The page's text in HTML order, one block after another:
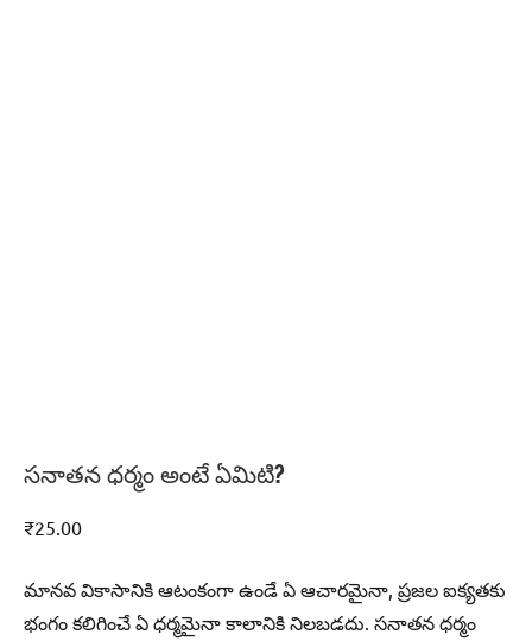
సనాతన ధర్మం అంటే ఏమిటి?
₹25.00
మానవ వికాసానికి ఆటంకంగా ఉండే ఏ ఆచారమైనా, ప్రజల ఐక్యతకు
భంగం కలిగించే ఏ ధర్మమైనా కాలానికి నిలబడదు. సనాతన ధర్మం